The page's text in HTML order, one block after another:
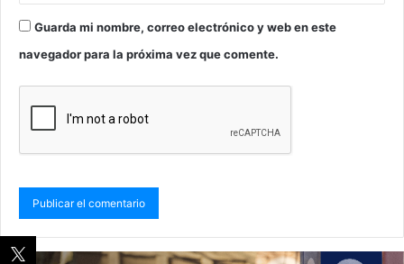
Guarda mi nombre, correo electrónico y web en este
navegador para la próxima vez que comente.